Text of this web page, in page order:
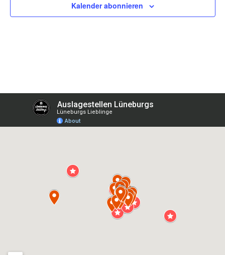
Kalender abonnieren